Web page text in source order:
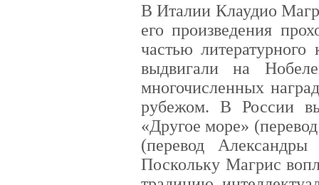
В Италии Клаудио
его произведения
частью литературного
выдвигали на
многочисленных
рубежом. В России
«Другое море»
(перевод
Поскольку Магрис